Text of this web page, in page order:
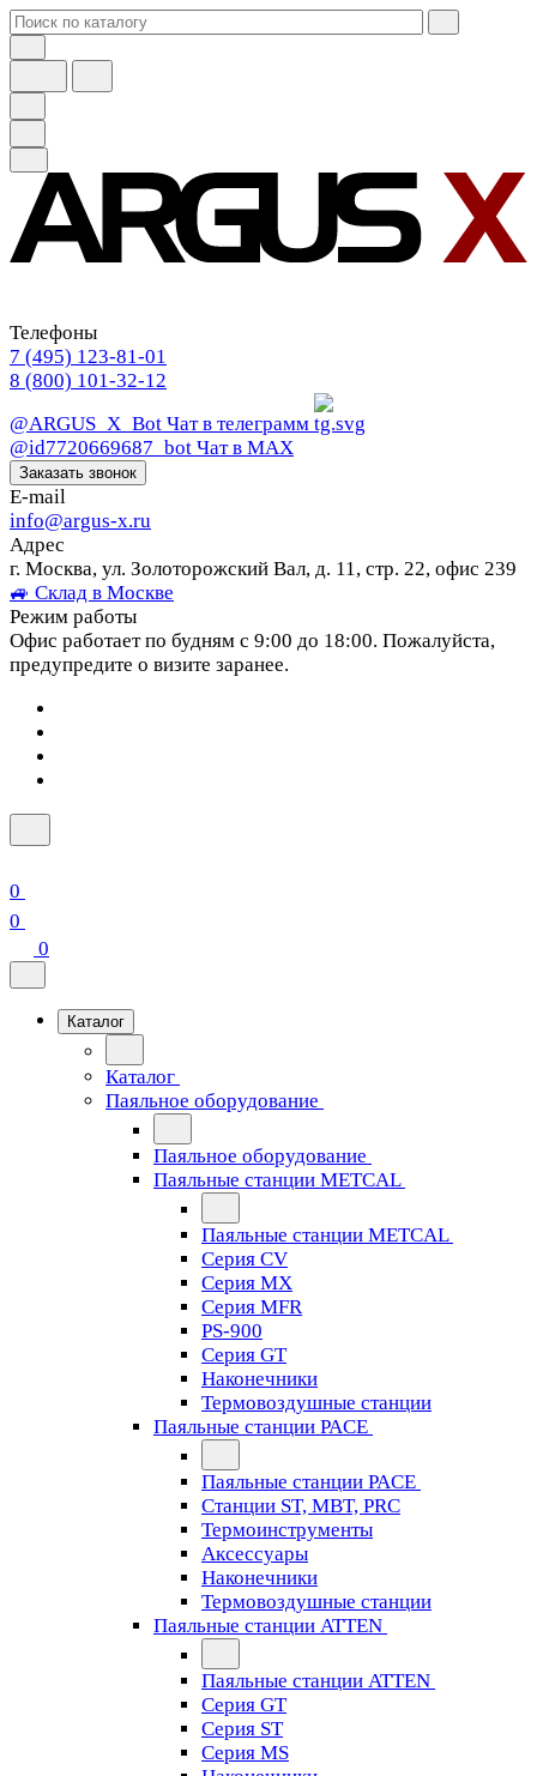
Телефоны
7 (495) 123-81-01
8 (800) 101-32-12
@ARGUS_X_Bot Чат в телеграмм
@id7720669687_bot Чат в МАХ
Заказать звонок
E-mail
info@argus-x.ru
Адрес
г. Москва, ул. Золоторожский Вал, д. 11, стр. 22, офис 239
🚙 Склад в Москве
Режим работы
Офис работает по будням с 9:00 до 18:00. Пожалуйста,
предупредите о визите заранее.
0
0
0
Каталог
Каталог
Паяльное оборудование
Паяльное оборудование
Паяльные станции METCAL
Паяльные станции METCAL
Серия CV
Серия MX
Серия MFR
PS-900
Серия GT
Наконечники
Термовоздушные станции
Паяльные станции PACE
Паяльные станции PACE
Станции ST, MBT, PRC
Термоинструменты
Аксессуары
Наконечники
Термовоздушные станции
Паяльные станции ATTEN
Паяльные станции ATTEN
Серия GT
Серия ST
Серия MS